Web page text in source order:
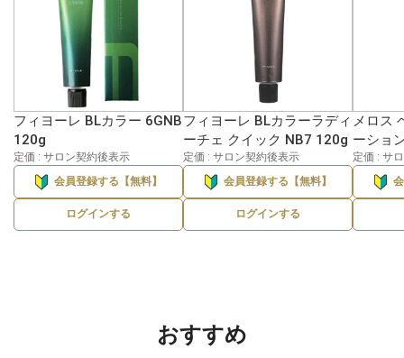
フィヨーレ BLカラー 6GNB
120g
定価 : サロン契約後表示
会員登録する【無料】
ログインする
フィヨーレ BLカラーラディ
ーチェ クイック NB7 120g
定価 : サロン契約後表示
会員登録する【無料】
ログインする
メロス
ーショ
定価 : サ
おすすめ